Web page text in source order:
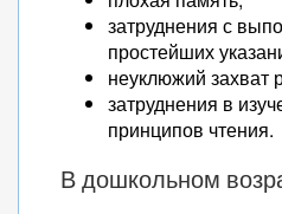
затруднения с
простейших
неуклюжий захват
затруднения в
принципов чтения.
В дошкольном